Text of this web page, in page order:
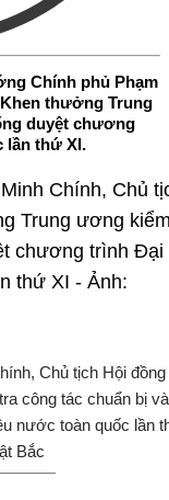
Chính phủ Phạm
thưởng Trung
duyệt chương
lần thứ XI.
Chủ tịch Hội đồng
công tác chuẩn bị
nước toàn quốc lần
Bắc